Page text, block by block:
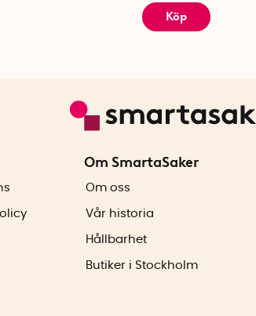
Köp
Om SmartaSaker
Om oss
Vår historia
Hållbarhet
Butiker i Stockholm